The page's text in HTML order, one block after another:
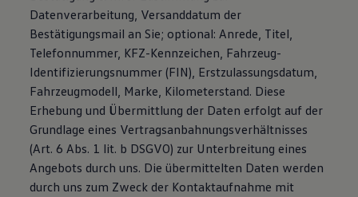
Datenverarbeitung, Versanddatum der
Bestätigungsmail an Sie; optional: Anrede, Titel,
Telefonnummer, KFZ-Kennzeichen, Fahrzeug-
Identifizierungsnummer (FIN), Erstzulassungsdatum,
Fahrzeugmodell, Marke, Kilometerstand. Diese
Erhebung und Übermittlung der Daten erfolgt auf der
Grundlage eines Vertragsanbahnungsverhältnisses
(Art. 6 Abs. 1 lit. b DSGVO) zur Unterbreitung eines
Angebots durch uns. Die übermittelten Daten werden
durch uns zum Zweck der Kontaktaufnahme mit